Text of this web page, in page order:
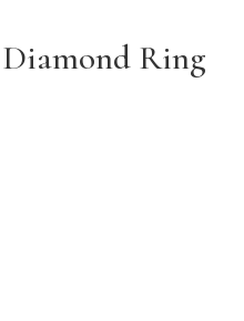
Ring